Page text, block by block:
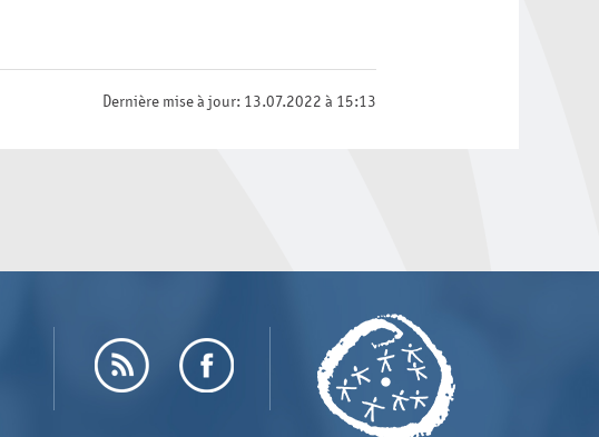
Dernière mise à jour: 13.07.2022 à 15:13